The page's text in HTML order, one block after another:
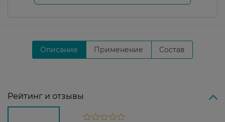
Описание Применение Состав
Рейтинг и отзывы